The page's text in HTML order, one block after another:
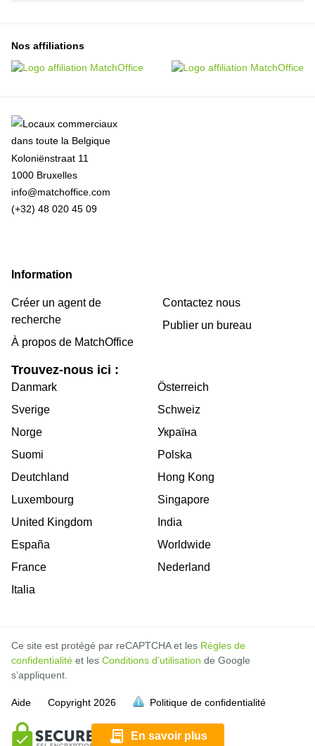
En savoir plus
soit pleine.
soit pleine.
soit pleine.
soit pleine.
soit pleine.
soit pleine.
soit pleine.
soit pleine.
soit pleine.
soit pleine.
soit pleine.
soit pleine.
soit pleine.
soit pleine.
soit pleine.
soit pleine.
soit pleine.
Nos affiliations
Koloniënstraat 11
1000 Bruxelles
info@matchoffice.com
(+32) 48 020 45 09
Information
Créer un agent de
recherche
À propos de MatchOffice
Contactez nous
Publier un bureau
Trouvez-nous ici :
Danmark
Sverige
Norge
Suomi
Deutchland
Luxembourg
United Kingdom
España
France
Italia
Österreich
Schweiz
Україна
Polska
Hong Kong
Singapore
India
Worldwide
Nederland
Ce site est protégé par reCAPTCHA et les Règles de
confidentialité et les Conditions d’utilisation de Google
s’appliquent.
Aide Copyright 2026 Politique de confidentialité